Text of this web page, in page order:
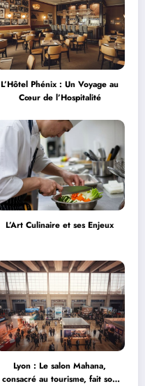
L’Hôtel Phénix : Un Voyage au
Cœur de l’Hospitalité
L’Art Culinaire et ses Enjeux
Lyon : Le salon Mahana,
consacré au tourisme, fait son